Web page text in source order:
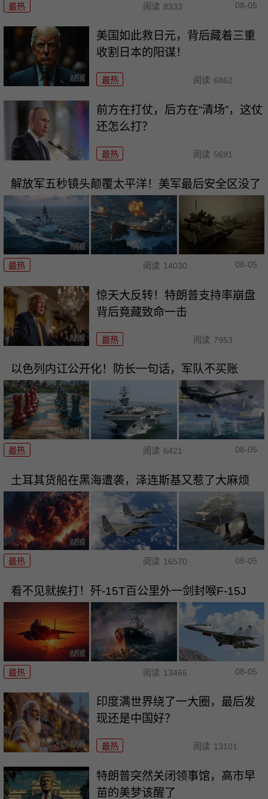
最热 阅读 8333 08-05
美国如此救日元，背后藏着三重
收割日本的阳谋！
最热 阅读 6862
前方在打仗，后方在“清场”，这仗
还怎么打？
最热 阅读 5691
解放军五秒镜头颠覆太平洋！美军最后安全区没了
最热 阅读 14030 08-05
惊天大反转！特朗普支持率崩盘
背后竟藏致命一击
最热 阅读 7953
以色列内讧公开化！防长一句话，军队不买账
最热 阅读 6421 08-05
土耳其货船在黑海遭袭，泽连斯基又惹了大麻烦
最热 阅读 16570 08-05
看不见就挨打！歼-15T百公里外一剑封喉F-15J
最热 阅读 13466 08-05
印度满世界绕了一大圈，最后发
现还是中国好？
最热 阅读 13101
特朗普突然关闭领事馆，高市早
苗的美梦该醒了